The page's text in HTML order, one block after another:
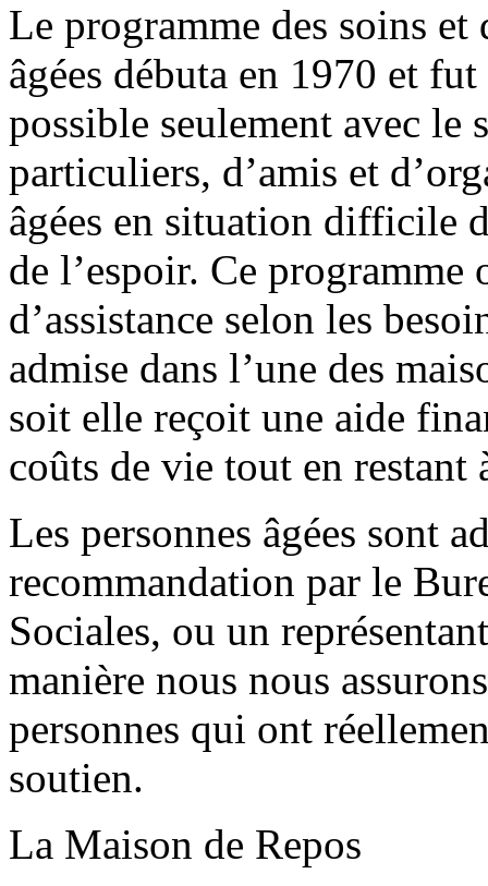
Le programme des soins et
âgées débuta en 1970 et
possible seulement avec le
particuliers, d’amis et
âgées en situation difficile
de l’espoir. Ce
d’assistance selon les
admise dans l’une des
soit elle reçoit une aide
coûts de vie tout en restant
Les personnes âgées sont
recommandation par le
Sociales, ou un
manière nous nous
personnes qui ont
soutien.
La Maison de Repos